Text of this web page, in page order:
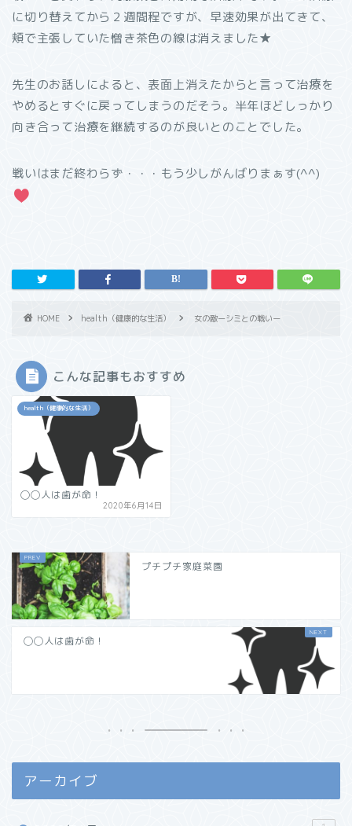
に切り替えてから２週間程ですが、早速効果が出てきて、
頬で主張していた憎き茶色の線は消えました★
先生のお話しによると、表面上消えたからと言って治療を
やめるとすぐに戻ってしまうのだそう。半年ほどしっかり
向き合って治療を継続するのが良いとのことでした。
戦いはまだ終わらず・・・もう少しがんばりまぁす(^^)
HOME health（健康的な生活） 女の敵ーシミとの戦いー
こんな記事もおすすめ
health（健康的な生活）
◯◯人は歯が命！
2020年6月14日
プチプチ家庭菜園
◯◯人は歯が命！
アーカイブ